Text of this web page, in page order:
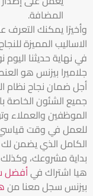
المضافة.
وأخيرًا يمكنك التعرف
الاساليب المميزة
في نهاية حديثنا
جلاميرا بيزنس هو
أجل ضمان نجاح نظام
جميع الشئون الخاصة
الموظفين والعملاء
للعمل في وقت
الكامل الذي يضمن
بداية مشروعك،
هيا اشتراك فيأفضل
بيزنس سجل معنا من